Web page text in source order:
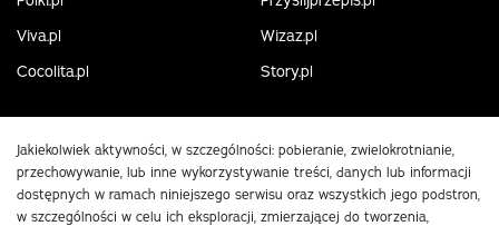
Viva.pl
Wizaz.pl
Cocolita.pl
Story.pl
Jakiekolwiek aktywności, w szczególności: pobieranie, zwielokrotnianie,
przechowywanie, lub inne wykorzystywanie treści, danych lub informacji
dostępnych w ramach niniejszego serwisu oraz wszystkich jego podstron,
w szczególności w celu ich eksploracji, zmierzającej do tworzenia,